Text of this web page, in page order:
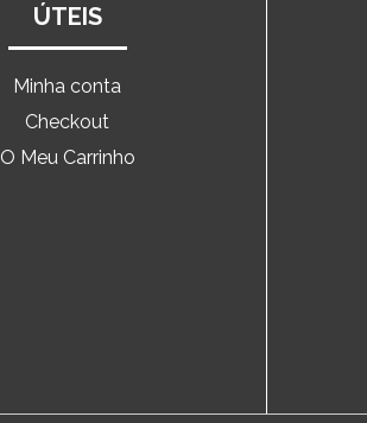
ÚTEIS
Minha conta
Checkout
O Meu Carrinho